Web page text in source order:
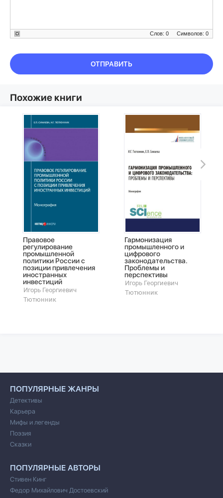
Символов: 0
Слов: 0
ОТПРАВИТЬ
Похожие книги
Правовое
регулирование
промышленной
политики России с
позиции привлечения
иностранных
инвестиций
Игорь Георгиевич
Тютюнник
Гармонизация
промышленного и
цифрового
законодательства.
Проблемы и
перспективы
Игорь Георгиевич
Тютюнник
ПОПУЛЯРНЫЕ ЖАНРЫ
Детективы
Карьера
Мифы и легенды
Поэзия
Сказки
ПОПУЛЯРНЫЕ АВТОРЫ
Стивен Кинг
Федор Михайлович Достоевский